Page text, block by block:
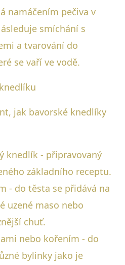
namáčením pečiva v
smíchání s
a tvarování do
se vaří ve vodě.
jak bavorské knedlíky
knedlík - připravovaný
základního receptu.
- do těsta se přidává na
uzené maso nebo
chuť.
nebo kořením - do
bylinky jako je